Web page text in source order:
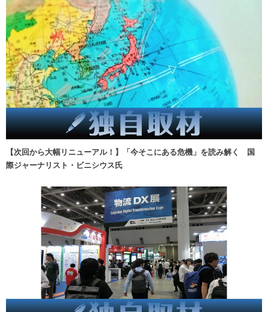
【次回から大幅リニューアル！】「今そこにある危機」を読み解く 国
際ジャーナリスト・ビニシウス氏